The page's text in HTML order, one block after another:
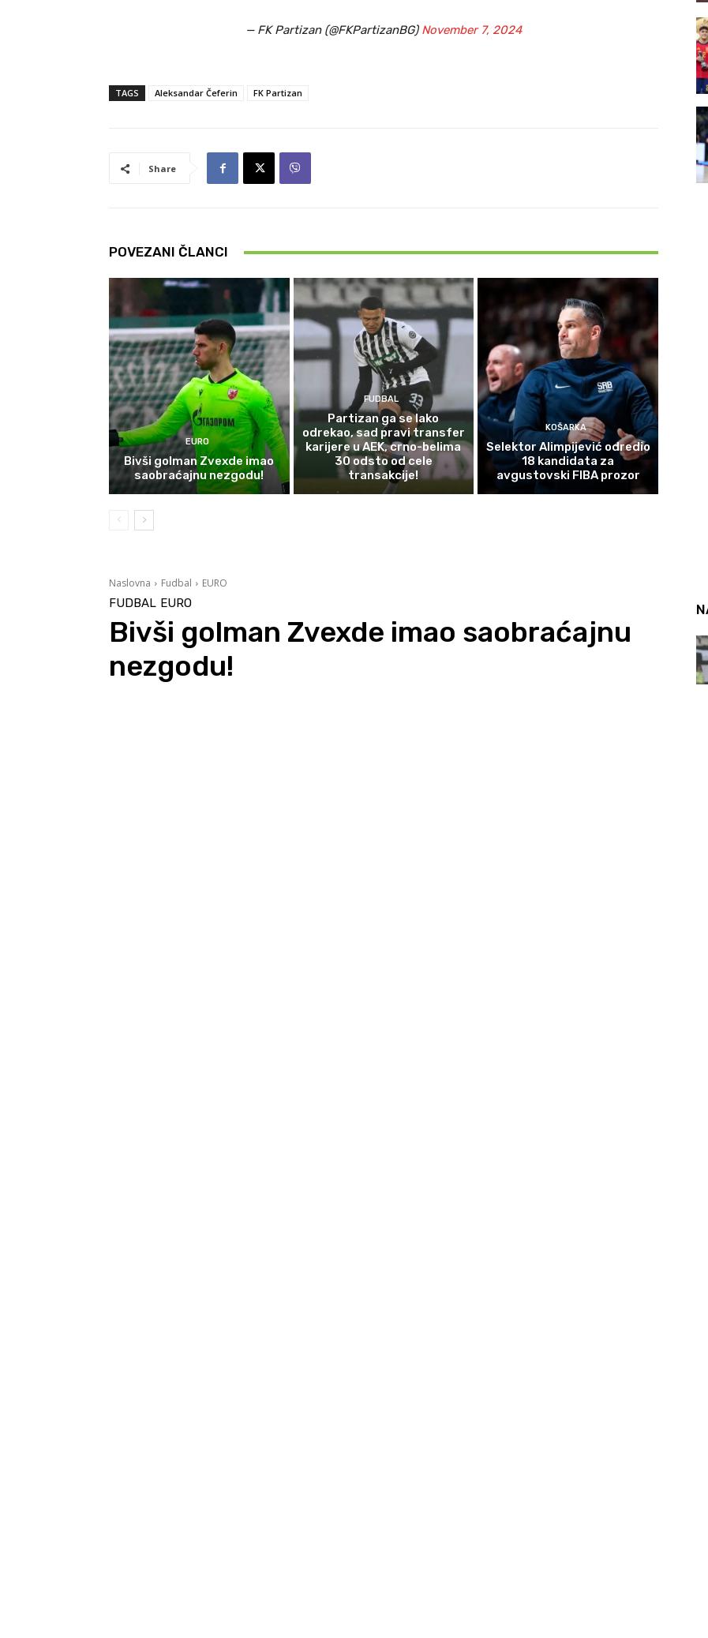
— FK Partizan (@FKPartizanBG) November 7, 2024
TAGS Aleksandar Čeferin FK Partizan
Share
POVEZANI ČLANCI
EURO
Bivši golman Zvexde imao
saobraćajnu nezgodu!
FUDBAL
Partizan ga se lako
odrekao, sad pravi transfer
karijere u AEK, crno-belima
30 odsto od cele
transakcije!
KOŠARKA
Selektor Alimpijević odredio
18 kandidata za
avgustovski FIBA prozor